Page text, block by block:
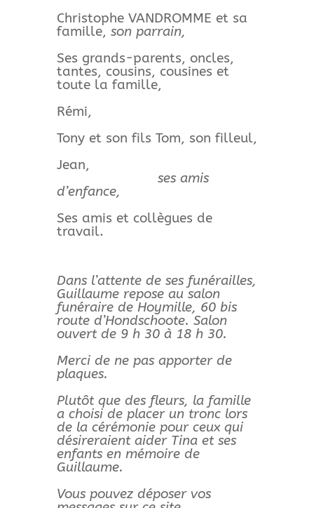
Christophe VANDROMME et sa
famille, son parrain,
Ses grands-parents, oncles,
tantes, cousins, cousines et
toute la famille,
Rémi,
Tony et son fils Tom, son filleul,
Jean,
ses amis
d’enfance,
Ses amis et collègues de
travail.
Dans l’attente de ses funérailles,
Guillaume repose au salon
funéraire de Hoymille, 60 bis
route d’Hondschoote. Salon
ouvert de 9 h 30 à 18 h 30.
Merci de ne pas apporter de
plaques.
Plutôt que des fleurs, la famille
a choisi de placer un tronc lors
de la cérémonie pour ceux qui
désireraient aider Tina et ses
enfants en mémoire de
Guillaume.
Vous pouvez déposer vos